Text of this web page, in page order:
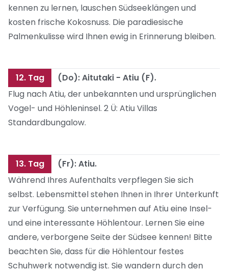
kennen zu lernen, lauschen Südseeklängen und
kosten frische Kokosnuss. Die paradiesische
Palmenkulisse wird Ihnen ewig in Erinnerung bleiben.
12. Tag
(Do): Aitutaki - Atiu (F).
Flug nach Atiu, der unbekannten und ursprünglichen
Vogel- und Höhleninsel. 2 Ü: Atiu Villas
Standardbungalow.
13. Tag
(Fr): Atiu.
Während Ihres Aufenthalts verpflegen Sie sich
selbst. Lebensmittel stehen Ihnen in Ihrer Unterkunft
zur Verfügung. Sie unternehmen auf Atiu eine Insel-
und eine interessante Höhlentour. Lernen Sie eine
andere, verborgene Seite der Südsee kennen! Bitte
beachten Sie, dass für die Höhlentour festes
Schuhwerk notwendig ist. Sie wandern durch den